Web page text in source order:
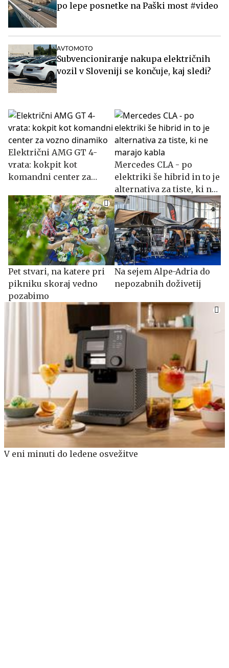
po lepe posnetke na Paški most #video
AVTOMOTO
Subvencioniranje nakupa električnih
vozil v Sloveniji se končuje, kaj sledi?
Električni AMG GT 4-
vrata: kokpit kot
komandni center za
Mercedes CLA - po
elektriki še hibrid in to je
alternativa za tiste, ki ne
marajo kabla
Pet stvari, na katere pri
pikniku skoraj vedno
pozabimo
Na sejem Alpe-Adria do
nepozabnih doživetij
V eni minuti do ledene osvežitve